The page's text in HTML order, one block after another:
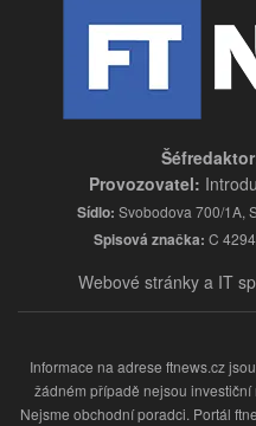
Provozovatel:
Sídlo: Svobodova 700/1A,
Spisová značka: C
Webové stránky a IT
Informace na adrese ftnews.cz
žádném případě nejsou
Nejsme obchodní poradci. Portál